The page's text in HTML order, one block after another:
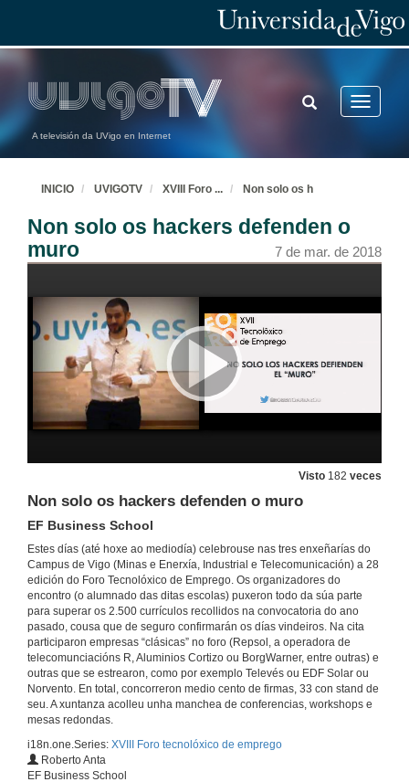
A televisión da UVigo en Internet
Toggle
TOGGLE
SEARCH
INICIO UVIGOTV XVIII Foro ... Non solo os h
Non solo os hackers defenden o
muro
7 de mar. de 2018
Visto 182 veces
Non solo os hackers defenden o muro
EF Business School
Estes días (até hoxe ao mediodía) celebrouse nas tres enxeñarías do
Campus de Vigo (Minas e Enerxía, Industrial e Telecomunicación) a 28
edición do Foro Tecnolóxico de Emprego. Os organizadores do
encontro (o alumnado das ditas escolas) puxeron todo da súa parte
para superar os 2.500 currículos recollidos na convocatoria do ano
pasado, cousa que de seguro confirmarán os días vindeiros. Na cita
participaron empresas “clásicas” no foro (Repsol, a operadora de
telecomunciacións R, Aluminios Cortizo ou BorgWarner, entre outras) e
outras que se estrearon, como por exemplo Televés ou EDF Solar ou
Norvento. En total, concorreron medio cento de firmas, 33 con stand de
seu. A xuntanza acolleu unha manchea de conferencias, workshops e
mesas redondas.
i18n.one.Series: XVIII Foro tecnolóxico de emprego
Roberto Anta
EF Business School